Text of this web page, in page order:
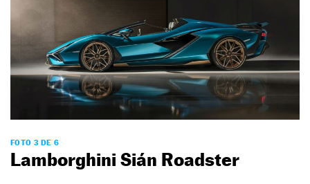
FOTO 3 DE 6
Lamborghini Sián Roadster